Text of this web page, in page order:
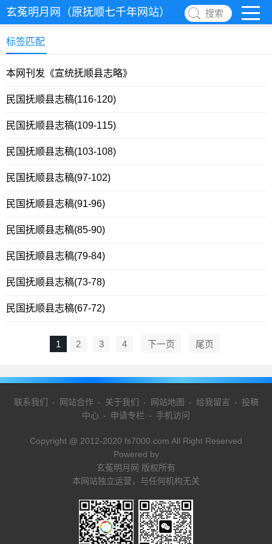
玄菟明月网（原抚顺七千年网站） 搜索
标签匹配
本网刊发《宣统抚顺县志略》
民国抚顺县志稿(116-120)
民国抚顺县志稿(109-115)
民国抚顺县志稿(103-108)
民国抚顺县志稿(97-102)
民国抚顺县志稿(91-96)
民国抚顺县志稿(85-90)
民国抚顺县志稿(79-84)
民国抚顺县志稿(73-78)
民国抚顺县志稿(67-72)
1 2 3 4 下一页 尾页
联系我们 - 网站合作- 关于我们 - 网站地图 - 给我留言 - 投稿
中心 - 申请专栏 - 手机访问
Copyright @ 2012-2020 fs7000.com All Right Reserved
Powered by
玄菟明月网 版权所有
本网站独立运营，与任何机构无关